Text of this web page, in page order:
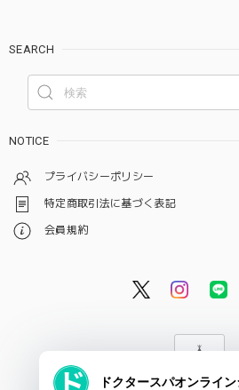
SEARCH
NOTICE
プライバシーポリシー
特定商取引法に基づく表記
会員規約